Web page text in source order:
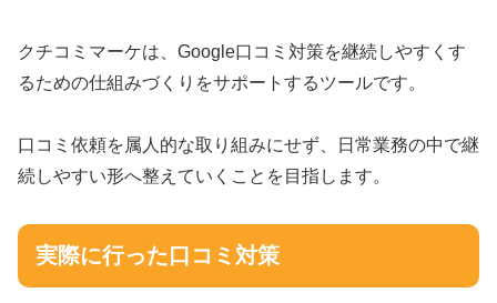
クチコミマーケは、Google口コミ対策を継続しやすくす
るための仕組みづくりをサポートするツールです。
口コミ依頼を属人的な取り組みにせず、日常業務の中で継
続しやすい形へ整えていくことを目指します。
実際に行った口コミ対策